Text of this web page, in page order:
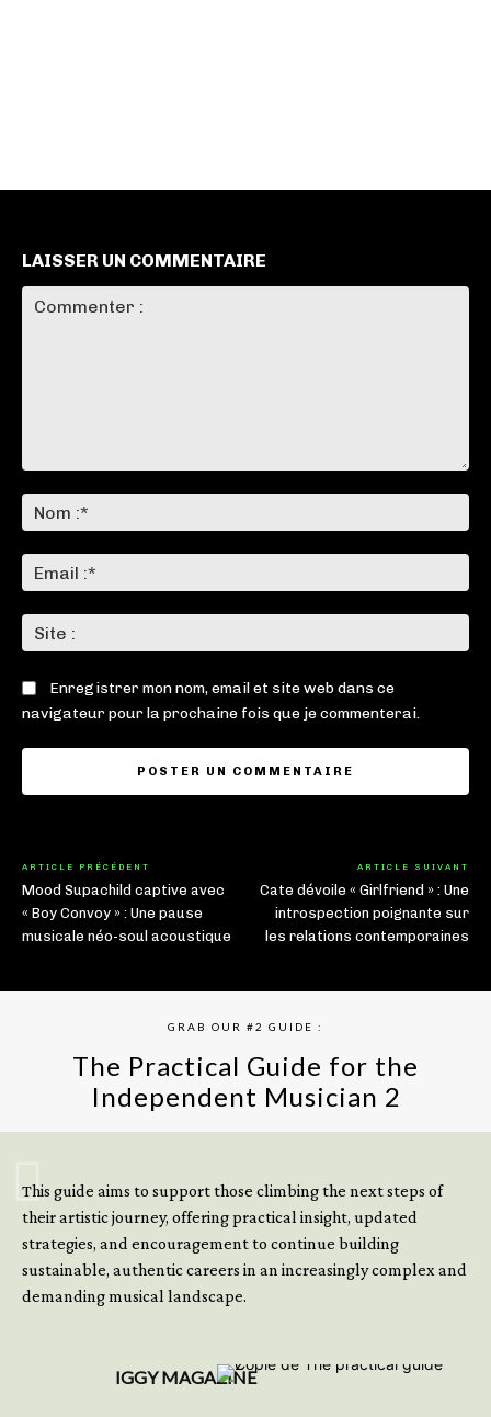
LAISSER UN COMMENTAIRE
:*
:*
:
Enregistrer mon nom, email et site web dans ce
navigateur pour la prochaine fois que je commenterai.
ARTICLE PRÉCÉDENT
Mood Supachild captive avec
« Boy Convoy » : Une pause
musicale néo-soul acoustique
ARTICLE SUIVANT
Cate dévoile « Girlfriend » : Une
introspection poignante sur
les relations contemporaines
GRAB OUR #2 GUIDE :
The Practical Guide for the
Independent Musician 2
This guide aims to support those climbing the next steps of
their artistic journey, offering practical insight, updated
strategies, and encouragement to continue building
sustainable, authentic careers in an increasingly complex and
demanding musical landscape.
IGGY MAGAZINE